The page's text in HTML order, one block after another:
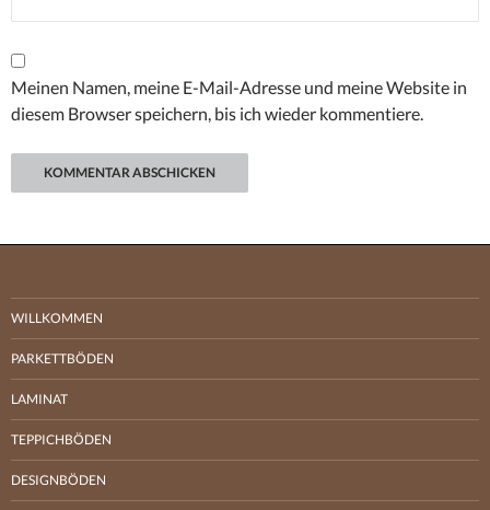
Meinen Namen, meine E-Mail-Adresse und meine Website in
diesem Browser speichern, bis ich wieder kommentiere.
WILLKOMMEN
PARKETTBÖDEN
LAMINAT
TEPPICHBÖDEN
DESIGNBÖDEN